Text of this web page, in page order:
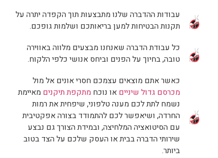
עבודות ההדברה שלנו מתבצעות תוך הקפדה יתרה על
תקנות הבטיחות למען בריאותכם ושלמות גופכם.
כל עבודת הדברה שאנחנו מבצעים מלווה באווירה
טובה, בחיוך על הפנים וביחס אנושי כלפי הלקוח.
כאשר אתם מוצאים עצמכם חסרי אונים אל מול
מכרסם גדול שיניים או נוכחמתקפת תיקנים מאיימת
נשמח לתת לכם מענה טלפוני, שיפחית את רמות
החרדה, ושיאפשר לכם להתמודד בצורה אפקטיבית
עם הסיטואציה המלחיצה, ובמידת הצורך גם נבצע
שירותי הדברה בבית או העסק שלכם על הצד בטוב
ביותר.